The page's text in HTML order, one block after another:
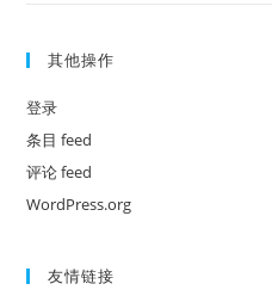
其他操作
登录
条目 feed
评论 feed
WordPress.org
友情链接